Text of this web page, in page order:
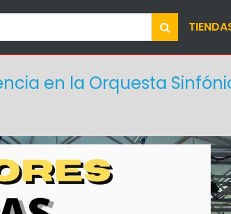
en la Orquesta